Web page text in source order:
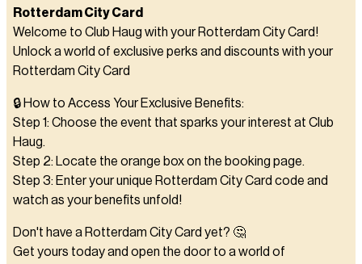
Rotterdam City Card
Welcome to Club Haug with your Rotterdam City Card!
Unlock a world of exclusive perks and discounts with your
Rotterdam City Card
🔒 How to Access Your Exclusive Benefits:
Step 1: Choose the event that sparks your interest at Club
Haug.
Step 2: Locate the orange box on the booking page.
Step 3: Enter your unique Rotterdam City Card code and
watch as your benefits unfold!
Don't have a Rotterdam City Card yet? 🤔
Get yours today and open the door to a world of